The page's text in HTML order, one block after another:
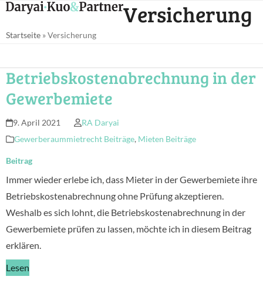
Skip
content
Open
menu
Close
menu
Versicherung
Startseite »Versicherung
Betriebskostenabrechnung in der
Gewerbemiete
9. April 2021
RA Daryai
Gewerberaummietrecht Beiträge, Mieten Beiträge
Beitrag
Immer wieder erlebe ich, dass Mieter in der Gewerbemiete ihre
Betriebskostenabrechnung ohne Prüfung akzeptieren.
Weshalb es sich lohnt, die Betriebskostenabrechnung in der
Gewerbemiete prüfen zu lassen, möchte ich in diesem Beitrag
erklären.
Lesen